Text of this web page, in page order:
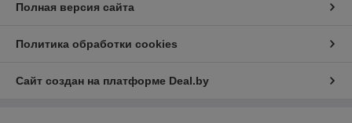
Полная версия сайта
Политика обработки cookies
Сайт создан на платформе Deal.by